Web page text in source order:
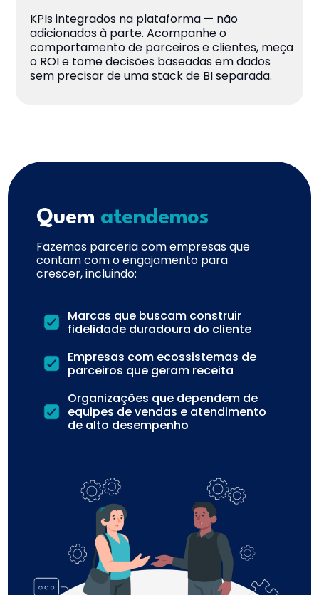
KPIs integrados na plataforma — não
adicionados à parte. Acompanhe o
comportamento de parceiros e clientes, meça
o ROI e tome decisões baseadas em dados
sem precisar de uma stack de BI separada.
Quem atendemos
Fazemos parceria com empresas que
contam com o engajamento para
crescer, incluindo:
Marcas que buscam construir
fidelidade duradoura do cliente
Empresas com ecossistemas de
parceiros que geram receita
Organizações que dependem de
equipes de vendas e atendimento
de alto desempenho